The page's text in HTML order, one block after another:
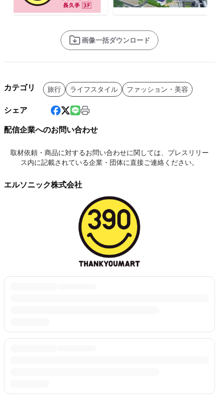
画像一括ダウンロード
カテゴリ 旅行 ライフスタイル ファッション・美容
シェア
配信企業へのお問い合わせ
取材依頼・商品に対するお問い合わせに関しては、プレスリリー
ス内に記載されている企業・団体に直接ご連絡ください。
エルソニック株式会社